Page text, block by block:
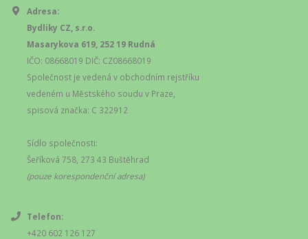
Adresa:
Bydliky CZ, s.r.o.
Masarykova 619, 252 19 Rudná
IČO: 08668019 DIČ: CZ08668019
Společnost je vedená v obchodním rejstříku
vedeném u Městského soudu v Praze,
spisová značka: C 322912
Sídlo společnosti:
Šeříková 758, 273 43 Buštěhrad
(pouze korespondenční adresa)
Telefon:
+420 602 126 127